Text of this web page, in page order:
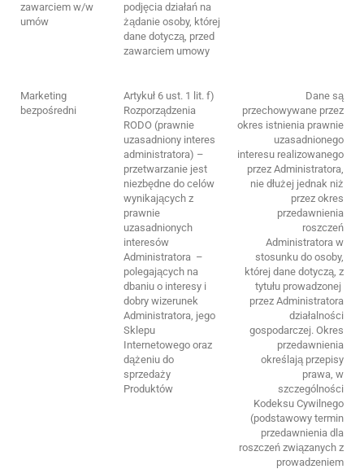
zawarciem w/w
umów
podjęcia działań na
żądanie osoby, której
dane dotyczą, przed
zawarciem umowy
Marketing
bezpośredni
Artykuł 6 ust. 1 lit. f)
Rozporządzenia
RODO (prawnie
uzasadniony interes
administratora) –
przetwarzanie jest
niezbędne do celów
wynikających z
prawnie
uzasadnionych
interesów
Administratora –
polegających na
dbaniu o interesy i
dobry wizerunek
Administratora, jego
Sklepu
Internetowego oraz
dążeniu do
sprzedaży
Produktów
Dane są
przechowywane przez
okres istnienia prawnie
uzasadnionego
interesu realizowanego
przez Administratora,
nie dłużej jednak niż
przez okres
przedawnienia
roszczeń
Administratora w
stosunku do osoby,
której dane dotyczą, z
tytułu prowadzonej
przez Administratora
działalności
gospodarczej. Okres
przedawnienia
określają przepisy
prawa, w
szczególności
Kodeksu Cywilnego
(podstawowy termin
przedawnienia dla
roszczeń związanych z
prowadzeniem